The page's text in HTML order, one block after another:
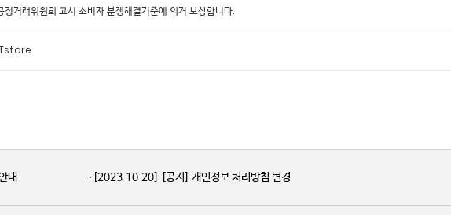
정거래위원회 고시 소비자 분쟁해결기준에 의거 보상합니다.
내 [2023.10.20] [공지] 개인정보 처리방침 변경